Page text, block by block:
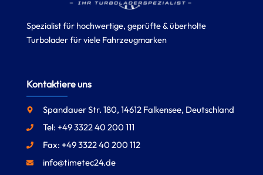
Spezialist für hochwertige, geprüfte & überholte
Turbolader für viele Fahrzeugmarken
Kontaktiere uns
Spandauer Str. 180, 14612 Falkensee, Deutschland
Tel: +49 3322 40 200 111
Fax: +49 3322 40 200 112
info@timetec24.de